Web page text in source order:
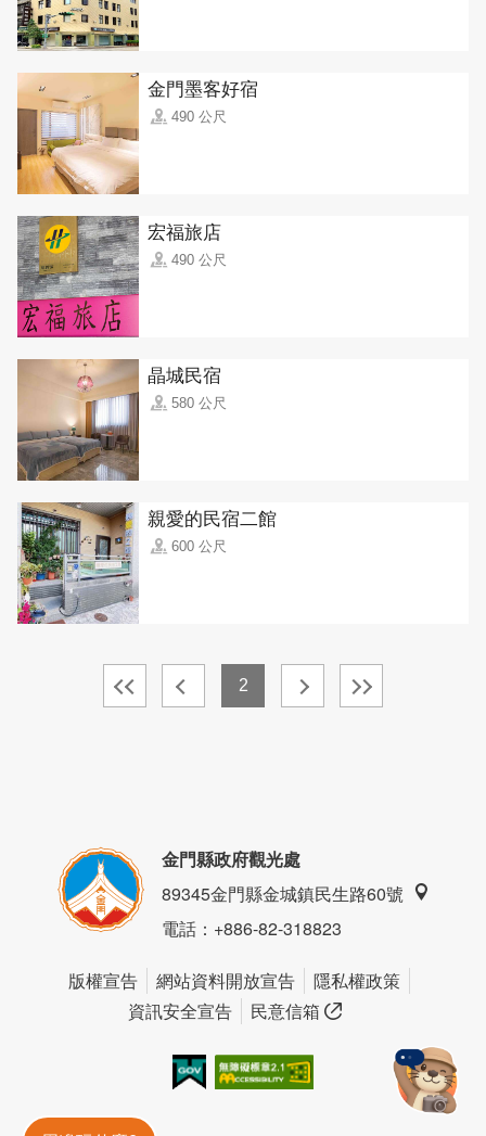
金門墨客好宿
490 公尺
宏福旅店
490 公尺
晶城民宿
580 公尺
親愛的民宿二館
600 公尺
2
金門縣政府觀光處
89345金門縣金城鎮民生路60號
電話：+886-82-318823
版權宣告 網站資料開放宣告
隱私權政策
資訊安全宣告
民意信箱